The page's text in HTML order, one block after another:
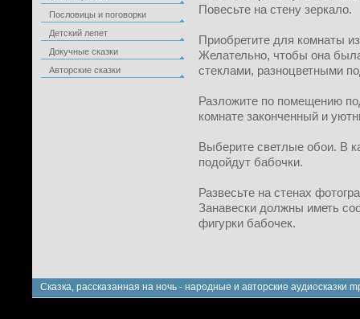
Пословицы и поговорки
Детский лепет
Докучные сказки
Авторские сказки
Повесьте на стену зеркало.
Приобретите для комнаты
Желательно, чтобы она
стеклами, разноцветными
Разложите по помещению
комнате законченный и
Выберите светлые обои. В
подойдут бабочки.
Развесьте на стенах
Занавески должны иметь
фигурки бабочек.
Сказка, рассказанная на ночь - народные и авторские аудиосказки